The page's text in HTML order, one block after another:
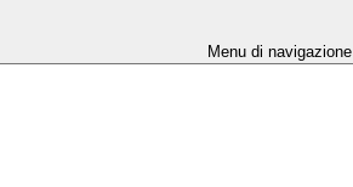
Menu di navigazione